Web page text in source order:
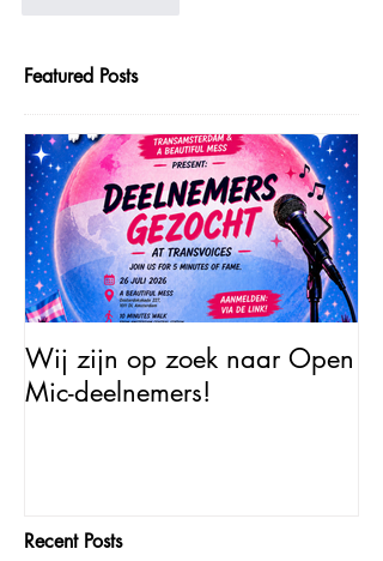
Featured Posts
Wij zijn op zoek naar Open
Mic-deelnemers!
Recent Posts